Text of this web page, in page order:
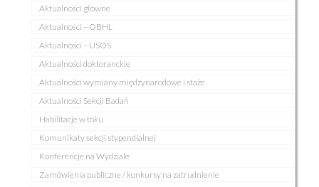
Aktualności główne
Aktualności – OBHL
Aktualności – USOS
Aktualności doktoranckie
Aktualności wymiany międzynarodowe i staże
Aktualności Sekcji Badań
Habilitacje w toku
Komunikaty sekcji stypendialnej
Konferencje na Wydziale
Zamówienia publiczne / konkursy na zatrudnienie